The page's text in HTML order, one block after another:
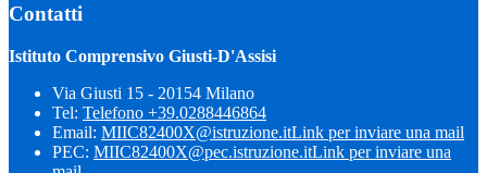
Contatti
Istituto Comprensivo Giusti-D'Assisi
Via Giusti 15 - 20154 Milano
Tel: Telefono +39.0288446864
Email: MIIC82400X@istruzione.itLink per inviare una mail
PEC: MIIC82400X@pec.istruzione.itLink per inviare una